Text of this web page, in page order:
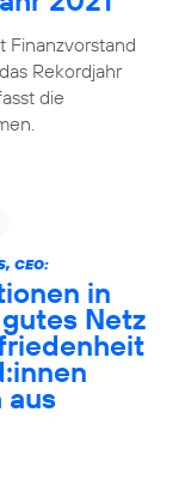
Finanzvorstand
Rekordjahr
die
CEO:
in
Netz
aus